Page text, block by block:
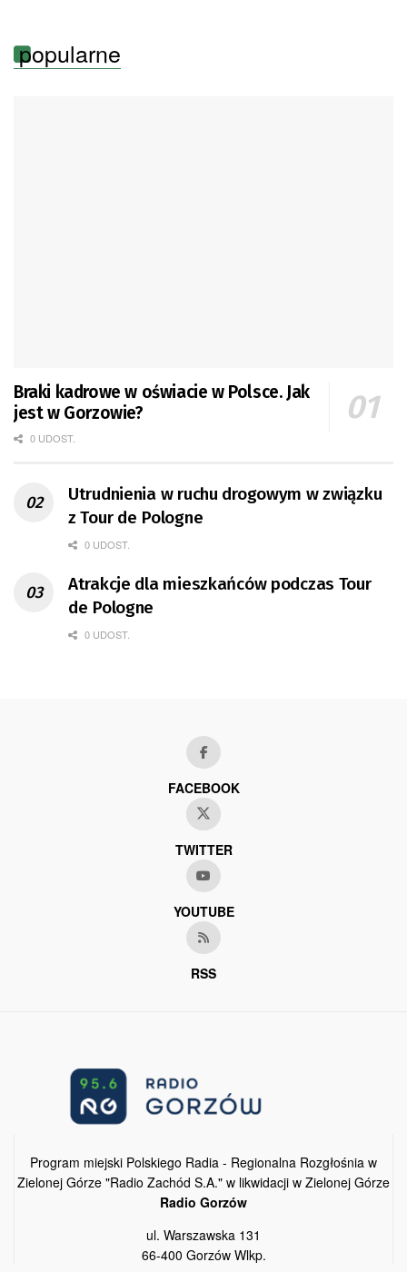
popularne
Braki kadrowe w oświacie w Polsce. Jak
jest w Gorzowie?
0 UDOST.
Utrudnienia w ruchu drogowym w związku
z Tour de Pologne
0 UDOST.
Atrakcje dla mieszkańców podczas Tour
de Pologne
0 UDOST.
FACEBOOK
TWITTER
YOUTUBE
RSS
Program miejski Polskiego Radia - Regionalna Rozgłośnia w
Zielonej Górze "Radio Zachód S.A." w likwidacji w Zielonej Górze
Radio Gorzów
ul. Warszawska 131
66-400 Gorzów Wlkp.